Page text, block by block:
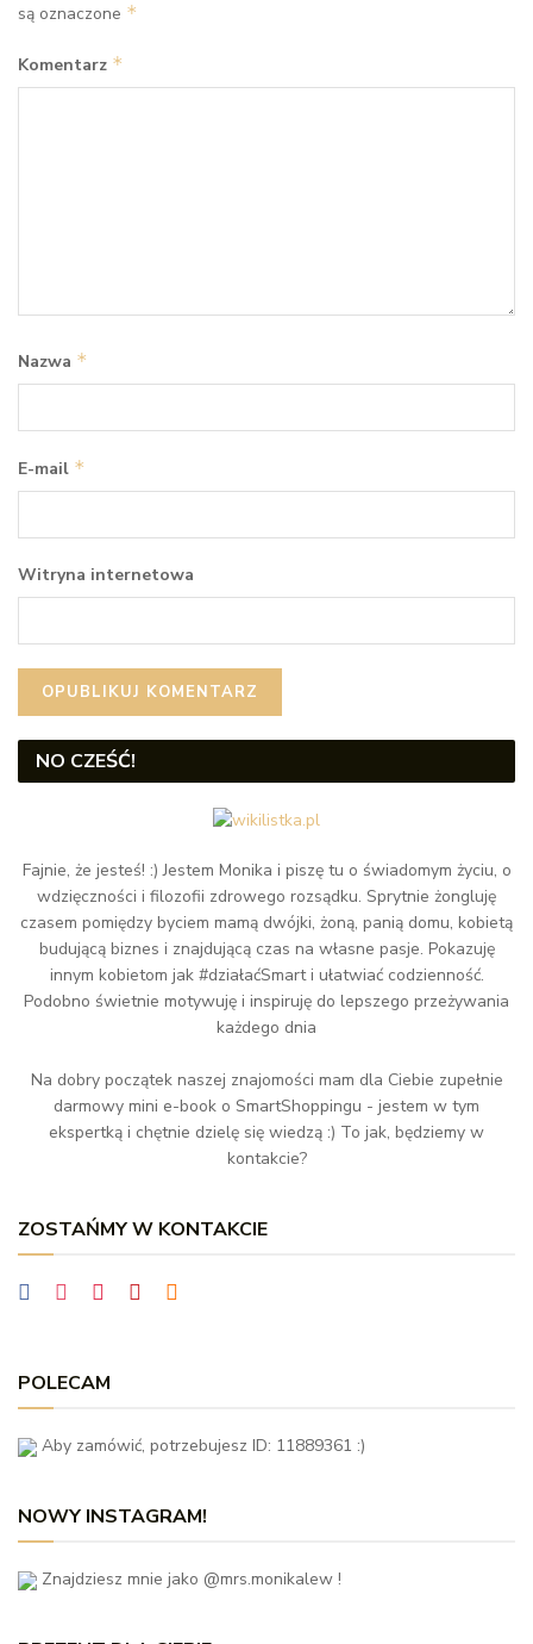
są oznaczone *
Komentarz *
Nazwa *
E-mail *
Witryna internetowa
NO CZEŚĆ!
Fajnie, że jesteś! :) Jestem Monika i piszę tu o świadomym życiu, o
wdzięczności i filozofii zdrowego rozsądku. Sprytnie żongluję
czasem pomiędzy byciem mamą dwójki, żoną, panią domu, kobietą
budującą biznes i znajdującą czas na własne pasje. Pokazuję
innym kobietom jak #działaćSmart i ułatwiać codzienność.
Podobno świetnie motywuję i inspiruję do lepszego przeżywania
każdego dnia
Na dobry początek naszej znajomości mam dla Ciebie zupełnie
darmowy mini e-book o SmartShoppingu - jestem w tym
ekspertką i chętnie dzielę się wiedzą :) To jak, będziemy w
kontakcie?
ZOSTAŃMY W KONTAKCIE
POLECAM
Aby zamówić, potrzebujesz ID: 11889361 :)
NOWY INSTAGRAM!
Znajdziesz mnie jako @mrs.monikalew !